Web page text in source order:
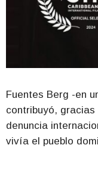
Fuentes Berg -en
contribuyó,
denuncia
vivía el pueblo